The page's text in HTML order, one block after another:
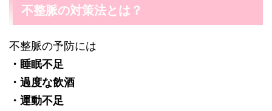
不整脈の対策法とは？
不整脈の予防には
・睡眠不足
・過度な飲酒
・運動不足